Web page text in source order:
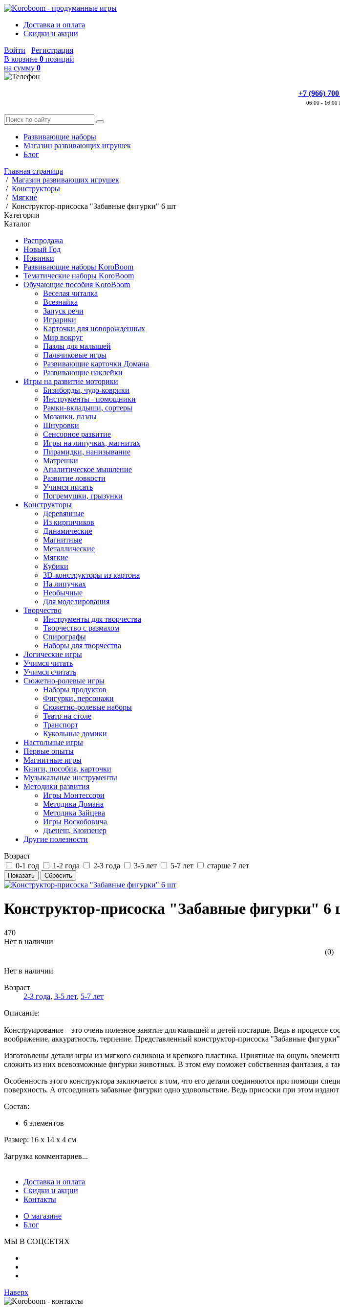
Доставка и оплата
Скидки и акции
Войти
Регистрация
В корзине 0 позиций
на сумму 0
+7 (966)
06:00 -
Развивающие наборы
Магазин развивающих игрушек
Блог
Главная страница
/ Магазин развивающих игрушек
/ Конструкторы
/ Мягкие
/ Конструктор-присоска "Забавные фигурки" 6 шт
Категории
Каталог
Распродажа
Новый Год
Новинки
Развивающие наборы KoroBoom
Тематические наборы KoroBoom
Обучающие пособия KoroBoom
Веселая читалка
Всезнайка
Запуск речи
Играрики
Карточки для новорожденных
Мир вокруг
Пазлы для малышей
Пальчиковые игры
Развивающие карточки Домана
Развивающие наклейки
Игры на развитие моторики
Бизиборды, чудо-коврики
Инструменты - помощники
Рамки-вкладыши, сортеры
Мозаики, пазлы
Шнуровки
Сенсорное развитие
Игры на липучках, магнитах
Пирамидки, нанизывание
Матрешки
Аналитическое мышление
Развитие ловкости
Учимся писать
Погремушки, грызунки
Конструкторы
Деревянные
Из кирпичиков
Динамические
Магнитные
Металлические
Мягкие
Кубики
3D-конструкторы из картона
На липучках
Необычные
Для моделирования
Творчество
Инструменты для творчества
Творчество с размахом
Спирографы
Наборы для творчества
Логические игры
Учимся читать
Учимся считать
Сюжетно-ролевые игры
Наборы продуктов
Фигурки, персонажи
Сюжетно-ролевые наборы
Театр на столе
Транспорт
Кукольные домики
Настольные игры
Первые опыты
Магнитные игры
Книги, пособия, карточки
Музыкальные инструменты
Методики развития
Игры Монтессори
Методика Домана
Методика Зайцева
Игры Воскобовича
Дьенеш, Кюизенер
Другие полезности
Возраст
0-1 год
1-2 года 2-3 года 3-5 лет 5-7 лет старше 7 лет
Конструктор-присоска "Забавные фигурки" 6
470
Нет в наличии
(0)
Нет в наличии
Возраст
2-3 года, 3-5 лет, 5-7 лет
Описание:
Конструирование – это очень полезное занятие для малышей и детей постарше. Ведь в процессе
воображение, аккуратность, терпение. Представленный конструктор-присоска "Забавные
Изготовлены детали игры из мягкого силикона и крепкого пластика. Приятные на ощупь
сложить из них всевозможные фигурки животных. В этом ему поможет собственная фантазия, а
Особенность этого конструктора заключается в том, что его детали соединяются при помощи
поверхность. А отсоединять забавные фигурки одно удовольствие. Ведь присоски при этом
Состав:
6 элементов
Размер: 16 x 14 x 4 см
Загрузка комментариев...
Доставка и оплата
Скидки и акции
Контакты
О магазине
Блог
МЫ В СОЦСЕТЯХ
Наверх